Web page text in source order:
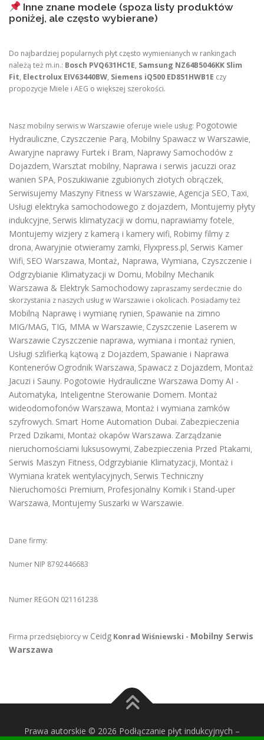
Inne znane modele (spoza listy produktów
poniżej, ale często wybierane)
Do najbardziej popularnych płyt często wymienianych w rankingach
należą też m.in.: Bosch PVQ631HC1E, Samsung NZ64B5046KK Slim
Fit, Electrolux EIV63440BW, Siemens iQ500 ED851HWB1E czy
propozycje Miele i AEG o większej szerokości.
Nasz mobilny serwis w Warszawie oferuje wiele usług: Pogotowie
Hydrauliczne, Czyszczenie Parą, Mobilny Spawacz w Warszawie,
Awaryjne naprawy Furtek i Bram, Naprawy Samochodów z
Dojazdem, Warsztat mobilny, Naprawa i serwis jacuzzi oraz
wanien SPA, Poszukiwanie zgubionych złotych obrączek,
Serwisujemy Maszyny Fitness w Warszawie, Agencja SEO, Taxi,
Usługi elektryka samochodowego z dojazdem, Montujemy płyty
indukcyjne, Serwis klimatyzacji w domu, naprawiamy fotele,
Montujemy wizjery z kamerą i kamery wifi, Robimy filmy z
drona, Awaryjnie otwieramy zamki, Flyxpress.pl, Serwis Kamer
Wifi, SEO Warszawa, Montaż, Naprawa, Wymiana, Czyszczenie i
Odgrzybianie Klimatyzacji w Domu, Mobilny Mechanik
Warszawa & Elektryk Samochodowy zapraszamy serdecznie do
skorzystania z naszych usług w Warszawie i okolicach. Posiadamy też
Mobilną Naprawę i wymianę rynien, Spawanie na zimno
MIG/MAG, TIG, MMA w Warszawie, Czyszczenie Laserem w
Warszawie Czyszczenie naprawa, wymiana i montaż rynien,
Usługi szlifierką kątową z Dojazdem, Spawanie i Naprawa
Kontenerów Ogrodnik Warszawa, Spawacz z Dojazdem, Montaż
Jacuzi i Sauny. Pogotowie Hydrauliczne Warszawa Domy AI -
Automatyka, Inteligentne Sterowanie Domem. Montaż
wideodomofonów Warszawa, Montaż i wymiana zamków
szyfrowych. Smart Home Automation Dubai. Zabezpieczenia
Przed Dzikami, Montaż okapów Warszawa. Zarządzanie
nieruchomościami luksusowymi, Zabezpieczenia Przed Ptakami,
Serwis Maszyn Fitness, Odgrzybianie Klimatyzacji, Montaż i
Wymiana kratek wentylacyjnych, Serwis Techniczny
Nieruchomości Premium, Profesjonalny Komik i Stand-uper
Warszawa, Montujemy Suszarki w Warszawie.
Dane firmy:
Numer NIP 8792446683
Numer REGON 021161238
Firma przedsiębiorcy w Ceidg Konrad Wiśniewski - Mobilny Serwis
Warszawa
Prawa autorskie © 2026 Podłączanie płyt indukcyjnych –